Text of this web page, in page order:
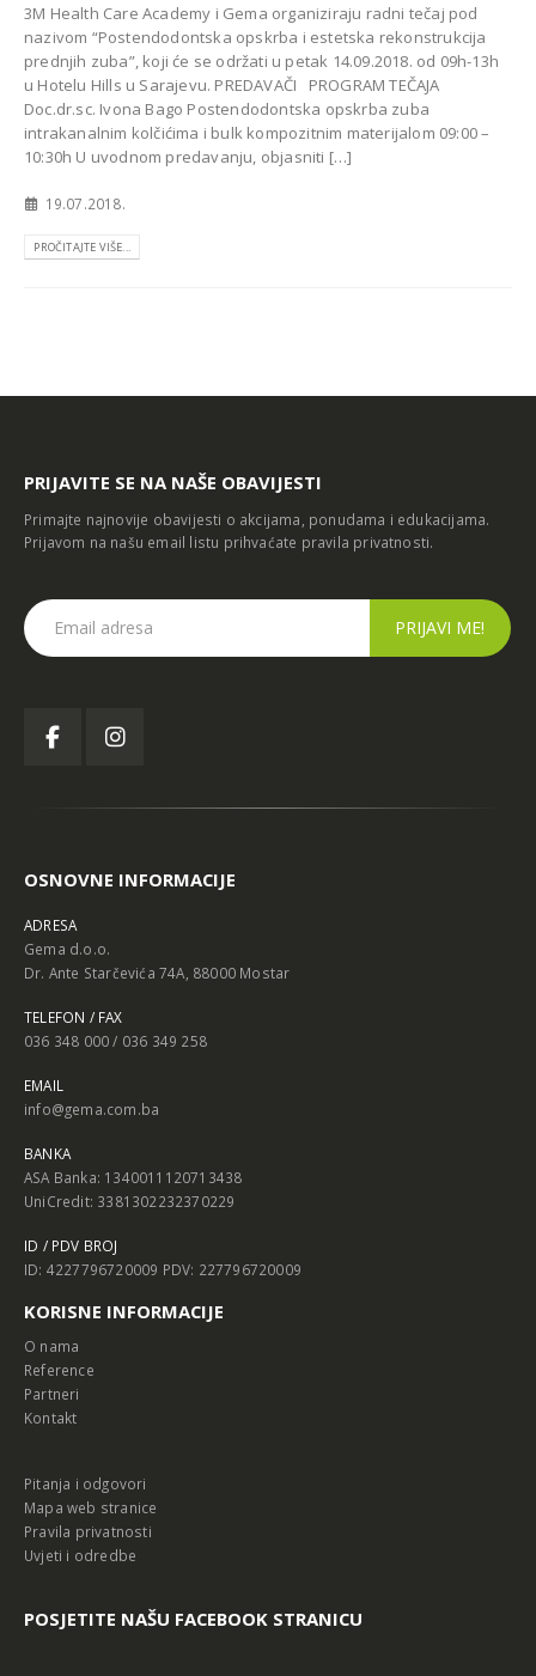
3M Health Care Academy i Gema organiziraju radni tečaj pod
nazivom “Postendodontska opskrba i estetska rekonstrukcija
prednjih zuba”, koji će se održati u petak 14.09.2018. od 09h-13h
u Hotelu Hills u Sarajevu. PREDAVAČI PROGRAM TEČAJA
Doc.dr.sc. Ivona Bago Postendodontska opskrba zuba
intrakanalnim kolčićima i bulk kompozitnim materijalom 09:00 –
10:30h U uvodnom predavanju, objasniti […]
19.07.2018.
PROČITAJTE VIŠE...
PRIJAVITE SE NA NAŠE OBAVIJESTI
Primajte najnovije obavijesti o akcijama, ponudama i edukacijama.
Prijavom na našu email listu prihvaćate pravila privatnosti.
OSNOVNE INFORMACIJE
ADRESA
Gema d.o.o.
Dr. Ante Starčevića 74A, 88000 Mostar
TELEFON / FAX
036 348 000 / 036 349 258
EMAIL
info@gema.com.ba
BANKA
ASA Banka: 1340011120713438
UniCredit: 3381302232370229
ID / PDV BROJ
ID: 4227796720009 PDV: 227796720009
KORISNE INFORMACIJE
O nama
Reference
Partneri
Kontakt
Pitanja i odgovori
Mapa web stranice
Pravila privatnosti
Uvjeti i odredbe
POSJETITE NAŠU FACEBOOK STRANICU